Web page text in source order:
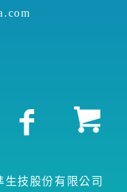
技股份有限公司